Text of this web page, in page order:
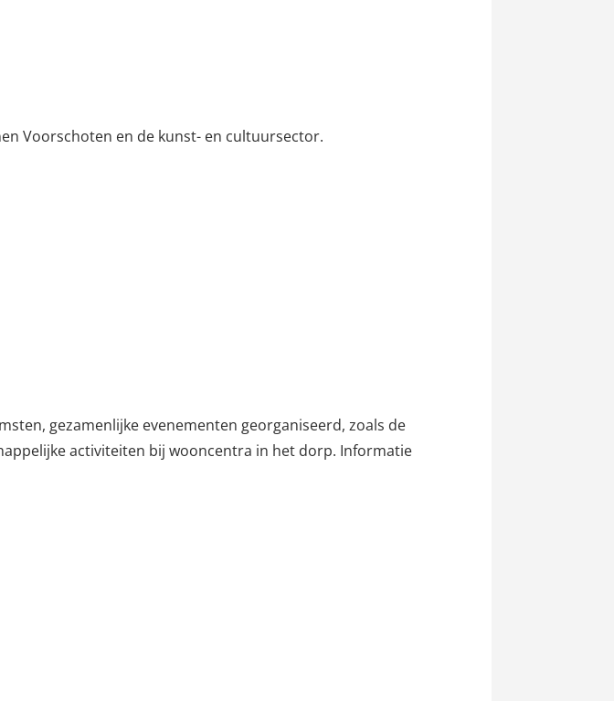
Voorschoten en de kunst- en cultuursector.
gezamenlijke evenementen georganiseerd, zoals de
activiteiten bij wooncentra in het dorp. Informatie